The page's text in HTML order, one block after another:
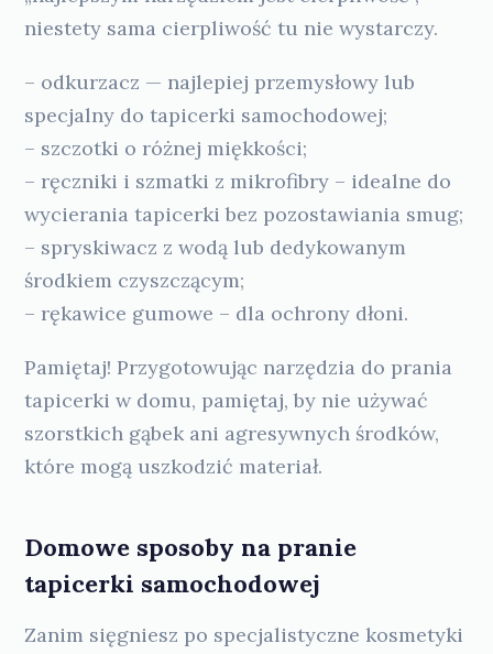
niestety sama cierpliwość tu nie wystarczy.
– odkurzacz — najlepiej przemysłowy lub
specjalny do tapicerki samochodowej;
– szczotki o różnej miękkości;
– ręczniki i szmatki z mikrofibry – idealne do
wycierania tapicerki bez pozostawiania smug;
– spryskiwacz z wodą lub dedykowanym
środkiem czyszczącym;
– rękawice gumowe – dla ochrony dłoni.
Pamiętaj! Przygotowując narzędzia do prania
tapicerki w domu, pamiętaj, by nie używać
szorstkich gąbek ani agresywnych środków,
które mogą uszkodzić materiał.
Domowe sposoby na pranie
tapicerki samochodowej
Zanim sięgniesz po specjalistyczne kosmetyki